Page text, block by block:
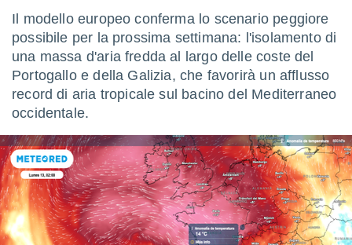
di
Web
le
i
Il modello europeo conferma lo scenario peggiore
possibile per la prossima settimana: l'isolamento di
una massa d'aria fredda al largo delle coste del
Portogallo e della Galizia, che favorirà un afflusso
record di aria tropicale sul bacino del Mediterraneo
occidentale.